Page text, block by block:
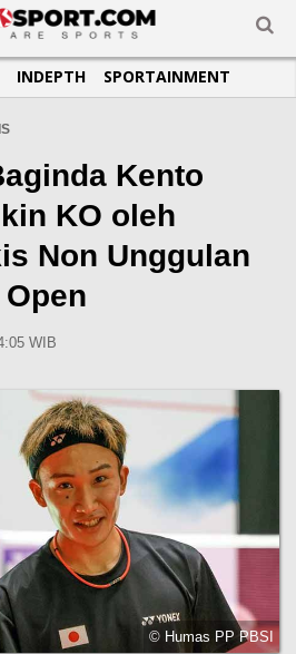
INDEPTH SPORTAINMENT
Kento
KO oleh
Non Unggulan
WIB
© Humas PP PBSI